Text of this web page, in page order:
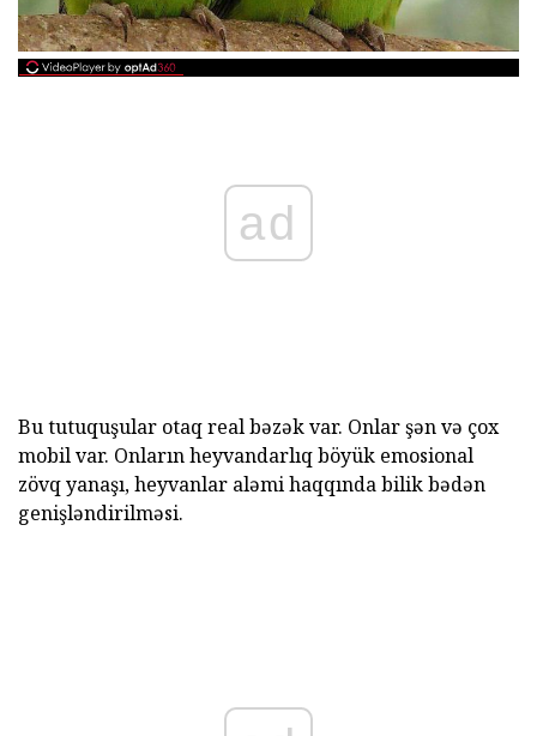
ad
Bu tutuquşular otaq real bəzək var. Onlar şən və çox
mobil var. Onların heyvandarlıq böyük emosional
zövq yanaşı, heyvanlar aləmi haqqında bilik bədən
genişləndirilməsi.